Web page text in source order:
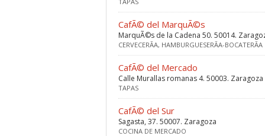
CafÃ© del MarquÃ©s
MarquÃ©s de la Cadena 50. 50014.
CERVECERÃ­A, HAMBURGUESERÃ­A-BOCATERÃ­A
CafÃ© del Mercado
Calle Murallas romanas 4. 50003. Zaragoza
TAPAS
CafÃ© del Sur
Sagasta, 37. 50007. Zaragoza
COCINA DE MERCADO